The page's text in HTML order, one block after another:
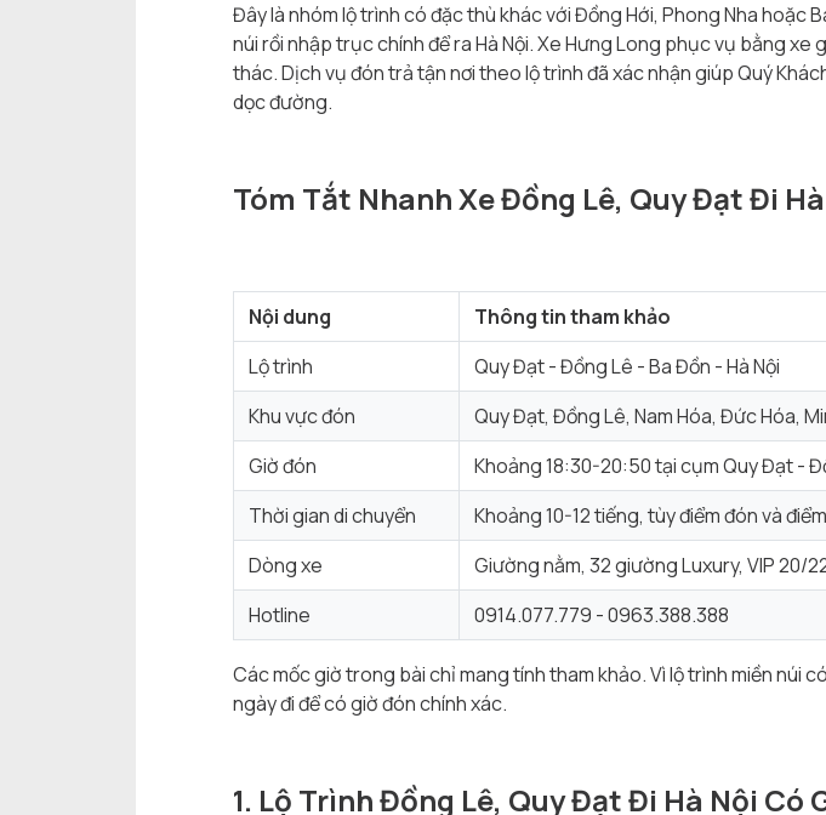
Đây là nhóm lộ trình có đặc thù khác với Đồng Hới, Phong Nha hoặc
núi rồi nhập trục chính để ra Hà Nội. Xe Hưng Long phục vụ bằng
thác. Dịch vụ đón trả tận nơi theo lộ trình đã xác nhận giúp Quý
dọc đường.
Tóm Tắt Nhanh Xe Đồng Lê, Quy Đạt Đi
Nội dung
Thông tin tham khảo
Lộ trình
Quy Đạt - Đồng Lê - Ba Đồn - Hà Nội
Khu vực đón
Quy Đạt, Đồng Lê, Nam Hóa, Đức Hóa,
Giờ đón
Khoảng 18:30-20:50 tại cụm Quy Đạt -
Thời gian di chuyển
Khoảng 10-12 tiếng, tùy điểm đón và
Dòng xe
Giường nằm, 32 giường Luxury, VIP 20/
Hotline
0914.077.779 - 0963.388.388
Các mốc giờ trong bài chỉ mang tính tham khảo. Vì lộ trình miền núi
ngày đi để có giờ đón chính xác.
1. Lộ Trình Đồng Lê, Quy Đạt Đi Hà Nội Có